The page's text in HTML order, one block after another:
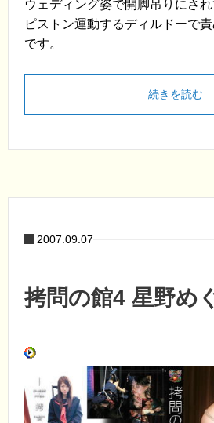
ウェディング姿で開脚吊りにさ
ピストン運動するディルドーで
です。
続きを読む
2007.09.07
拷問の館4 星野め